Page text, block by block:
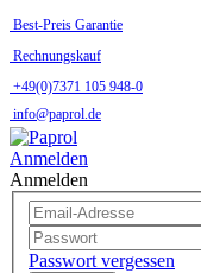
Best-Preis Garantie
Rechnungskauf
+49(0)7371 105 948-0
info@paprol.de
Anmelden
Anmelden
Passwort vergessen